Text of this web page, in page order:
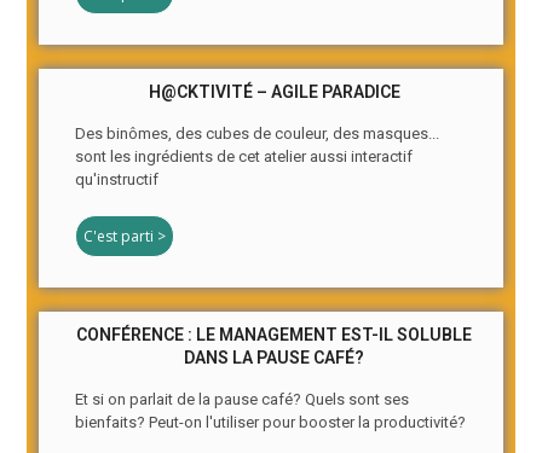
H@CKTIVITÉ – AGILE PARADICE
Des binômes, des cubes de couleur, des masques...
sont les ingrédients de cet atelier aussi interactif
qu'instructif
C'est parti >
CONFÉRENCE : LE MANAGEMENT EST-IL SOLUBLE
DANS LA PAUSE CAFÉ?
Et si on parlait de la pause café? Quels sont ses
bienfaits? Peut-on l'utiliser pour booster la productivité?